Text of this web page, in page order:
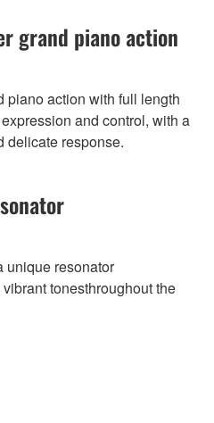
grand piano action
piano action with full length
and control, with a
delicate response.
unique resonator
tonesthroughout the